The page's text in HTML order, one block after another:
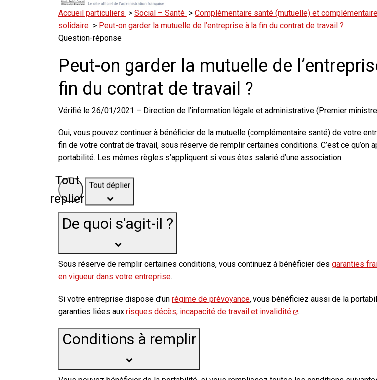
Accueil particuliers > Social – Santé > Complémentaire santé (mutuelle) et
solidaire > Peut-on garder la mutuelle de l’entreprise à la fin du contrat de travail ?
Question-réponse
Peut-on garder la mutuelle de
fin du contrat de travail ?
Vérifié le 26/01/2021 – Direction de l’information légale et administrative (Premier
Oui, vous pouvez continuer à bénéficier de la mutuelle (complémentaire santé) de votre
fin de votre contrat de travail, sous réserve de remplir certaines conditions. C’est ce qu’on
portabilité. Les mêmes règles s’appliquent si vous êtes salarié d’une association.
Tout
replier
Tout déplier
De quoi s'agit-il ?
Sous réserve de remplir certaines conditions, vous continuez à bénéficier des garanties
en vigueur dans votre entreprise.
Si votre entreprise dispose d’un régime de prévoyance, vous bénéficiez aussi de la
garanties liées aux risques décès, incapacité de travail et invalidité .
Conditions à remplir